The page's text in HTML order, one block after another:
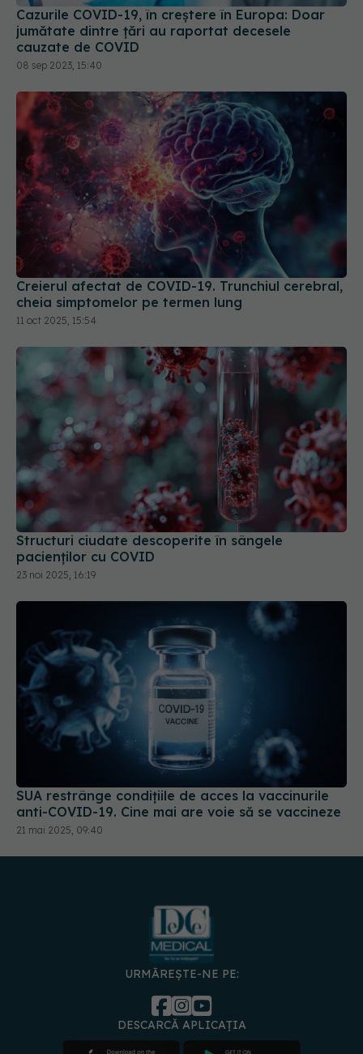
Cazurile COVID-19, în creștere în Europa: Doar
jumătate dintre țări au raportat decesele
cauzate de COVID
08 sep 2023, 15:40
Creierul afectat de COVID-19. Trunchiul cerebral,
cheia simptomelor pe termen lung
11 oct 2025, 15:54
Structuri ciudate descoperite în sângele
pacienților cu COVID
23 noi 2025, 16:19
SUA restrânge condiţiile de acces la vaccinurile
anti-COVID-19. Cine mai are voie să se vaccineze
21 mai 2025, 09:40
URMĂREȘTE-NE PE:
DESCARCĂ APLICAȚIA